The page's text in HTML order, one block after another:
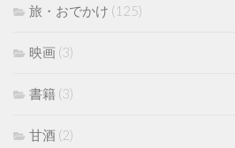
旅・おでかけ (125)
映画 (3)
書籍 (3)
甘酒 (2)